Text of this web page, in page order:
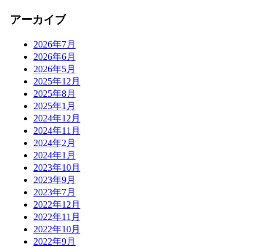
アーカイブ
2026年7月
2026年6月
2026年5月
2025年12月
2025年8月
2025年1月
2024年12月
2024年11月
2024年2月
2024年1月
2023年10月
2023年9月
2023年7月
2022年12月
2022年11月
2022年10月
2022年9月